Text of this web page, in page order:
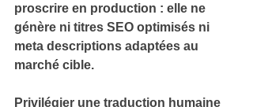
proscrire en production : elle ne
génère ni titres SEO optimisés ni
meta descriptions adaptées au
marché cible.
Privilégier une traduction humaine